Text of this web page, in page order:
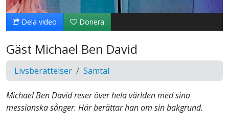
video
Dela video Donera
Gäst Michael Ben David
Livsberättelser Samtal
Michael Ben David reser över hela världen med sina
messianska sånger. Här berättar han om sin bakgrund.